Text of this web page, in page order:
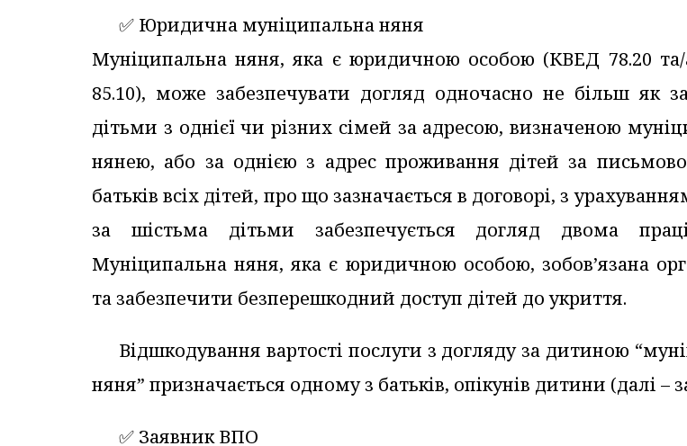
✅️ Юридична муніципальна няня
Муніципальна няня, яка є юридичною особою (КВЕД 78.20
85.10), може забезпечувати догляд одночасно не більш як
дітьми з однієї чи різних сімей за адресою, визначеною
нянею, або за однією з адрес проживання дітей за
батьків всіх дітей, про що зазначається в договорі, з
за шістьма дітьми забезпечується догляд двома
Муніципальна няня, яка є юридичною особою, зобов’язана
та забезпечити безперешкодний доступ дітей до укриття.
Відшкодування вартості послуги з догляду за дитиною
няня” призначається одному з батьків, опікунів дитини (далі –
✅️ Заявник ВПО